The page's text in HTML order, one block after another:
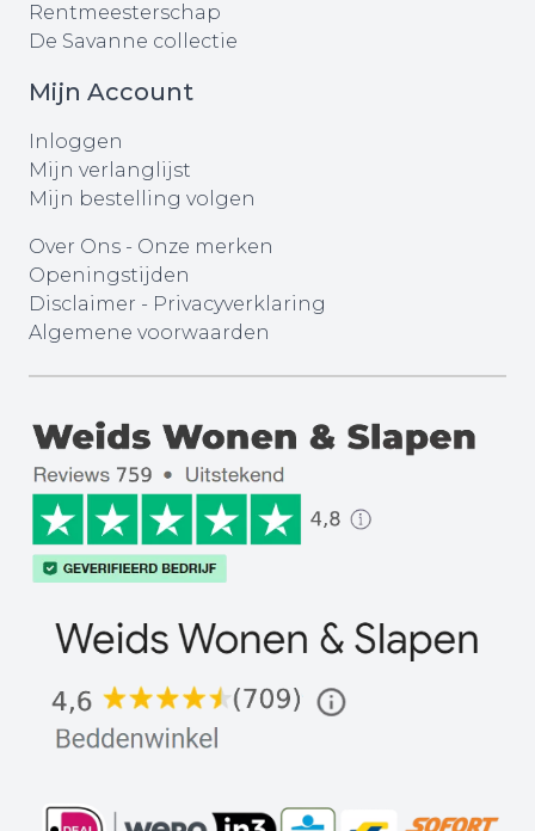
Rentmeesterschap
De Savanne collectie
Mijn Account
Inloggen
Mijn verlanglijst
Mijn bestelling volgen
Over Ons - Onze merken
Openingstijden
Disclaimer - Privacyverklaring
Algemene voorwaarden